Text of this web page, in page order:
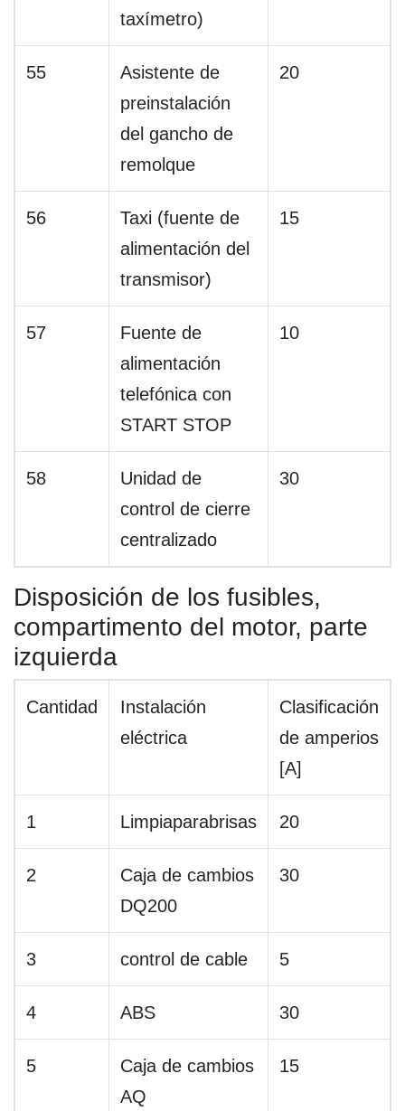
taxímetro)
55
Asistente de
preinstalación
del gancho de
remolque
20
56
Taxi (fuente de
alimentación del
transmisor)
15
57
Fuente de
alimentación
telefónica con
START STOP
10
58
Unidad de
control de cierre
centralizado
30
Disposición de los fusibles,
compartimento del motor, parte
izquierda
Cantidad
Instalación
eléctrica
Clasificación
de amperios
[A]
1 Limpiaparabrisas 20
2
Caja de cambios
DQ200
30
3 control de cable 5
4 ABS 30
5
Caja de cambios
AQ
15